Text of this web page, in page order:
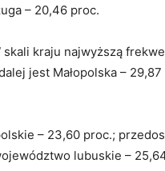
– 20,46 proc.
kraju najwyższą
jest Małopolska –
– 23,60 proc.;
lubuskie –